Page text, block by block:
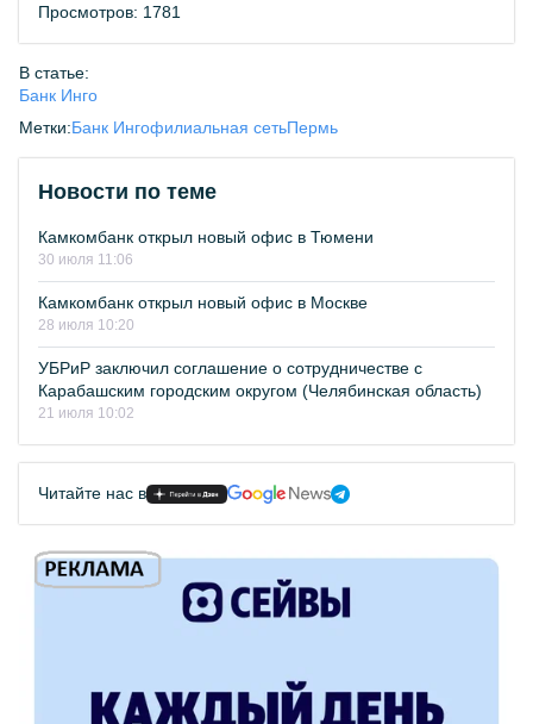
Просмотров: 1781
В статье:
Банк Инго
Метки:Банк Ингофилиальная сетьПермь
Новости по теме
Камкомбанк открыл новый офис в Тюмени
30 июля 11:06
Камкомбанк открыл новый офис в Москве
28 июля 10:20
УБРиР заключил соглашение о сотрудничестве с
Карабашским городским округом (Челябинская область)
21 июля 10:02
Читайте нас в